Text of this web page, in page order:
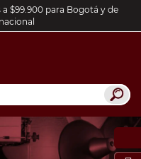
$99.900 para Bogotá y de